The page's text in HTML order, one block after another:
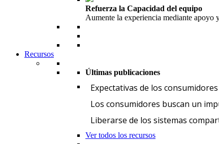
Refuerza la Capacidad del equipo
Aumente la experiencia mediante apoyo
Recursos
Últimas publicaciones
Expectativas de los
Los consumidores buscan un
Liberarse de los sistemas
Ver todos los recursos